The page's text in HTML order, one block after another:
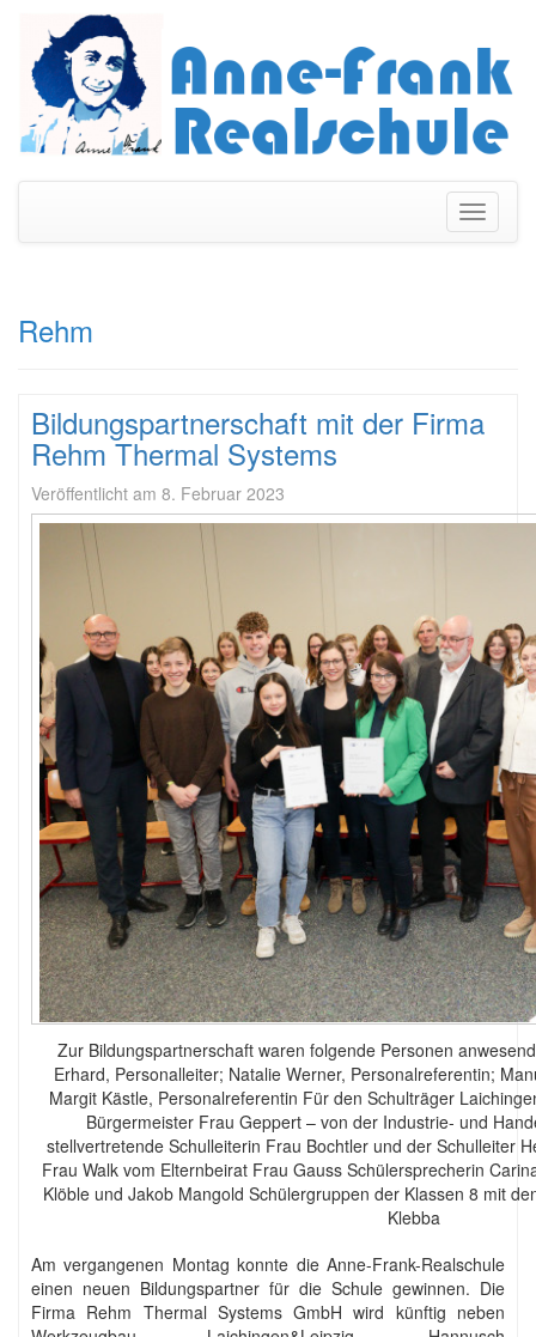
Rehm
Bildungspartnerschaft mit der Firma
Rehm Thermal Systems
Veröffentlicht am 8. Februar 2023
Zur Bildungspartnerschaft waren folgende Personen
Erhard, Personalleiter; Natalie Werner, Personalreferentin;
Margit Kästle, Personalreferentin Für den Schulträger
Bürgermeister Frau Geppert – von der Industrie- und
stellvertretende Schulleiterin Frau Bochtler und der Schulleiter
Frau Walk vom Elternbeirat Frau Gauss Schülersprecherin
Klöble und Jakob Mangold Schülergruppen der Klassen 8 mit
Klebba
Am vergangenen Montag konnte die Anne-Frank-Realschule
einen neuen Bildungspartner für die Schule gewinnen. Die
Firma Rehm Thermal Systems GmbH wird künftig neben